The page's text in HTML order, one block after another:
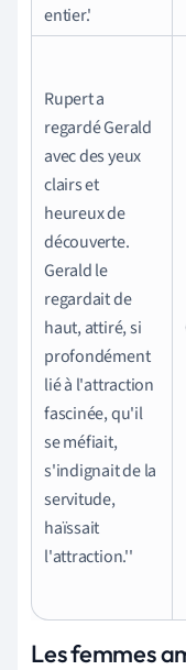
entier.'
Rupert a
regardé Gerald
avec des yeux
clairs et
heureux de
découverte.
Gerald le
regardait de
haut, attiré, si
profondément
lié à l'attraction
fascinée, qu'il
se méfiait,
s'indignait de la
servitude,
haïssait
l'attraction.''
Les femmes